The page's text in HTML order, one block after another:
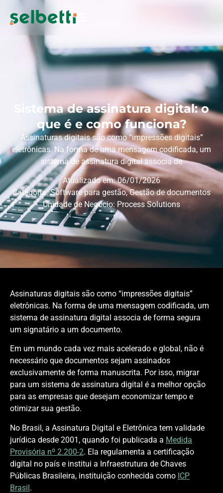
Sistema de assinatura digital: o
que é e como funciona?
Assinaturas digitais são como “impressões digitais”
eletrônicas. Na forma de uma mensagem codificada, um
sistema de assinatura digital associa de
Atualizado em: 06/01/2026
Categoria:Software para gestão,Gestão de documentos
Unidade de Negócio: Process Solutions
Assinaturas digitais são como “impressões digitais”
eletrônicas. Na forma de uma mensagem codificada, um
sistema de assinatura digital associa de forma segura
um signatário a um documento.
Em um mundo cada vez mais acelerado e global, não é
necessário que documentos sejam assinados
exclusivamente de forma manuscrita. Por isso, migrar
para um sistema de assinatura digital é a melhor opção
para as empresas que desejam economizar tempo e
otimizar sua gestão.
No Brasil, a Assinatura Digital e Eletrônica tem validade
jurídica desde 2001, quando foi publicada a Medida
Provisória nº 2.200-2. Ela regulamenta a certificação
digital no país e institui a Infraestrutura de Chaves
Públicas Brasileira, instituição conhecida como ICP
Brasil.